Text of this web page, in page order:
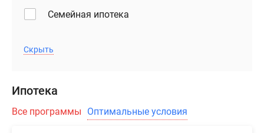
Семейная ипотека
Скрыть
Ипотека
Все программы Оптимальные условия